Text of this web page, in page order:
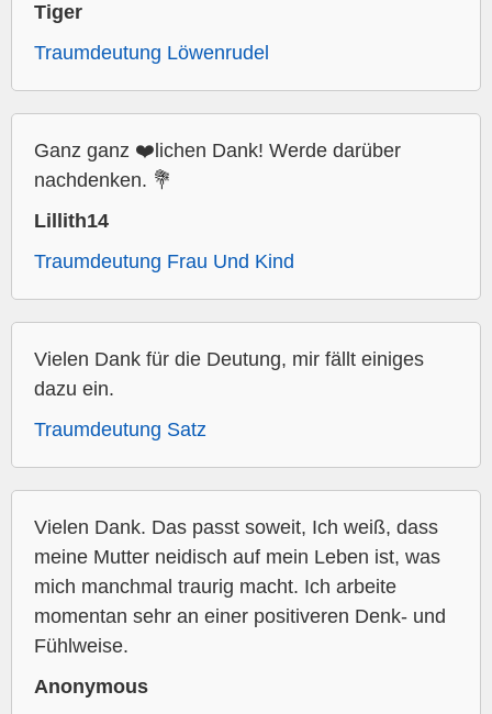
Tiger
Traumdeutung Löwenrudel
Ganz ganz ❤️lichen Dank! Werde darüber
nachdenken. 💐
Lillith14
Traumdeutung Frau Und Kind
Vielen Dank für die Deutung, mir fällt einiges
dazu ein.
Traumdeutung Satz
Vielen Dank. Das passt soweit, Ich weiß, dass
meine Mutter neidisch auf mein Leben ist, was
mich manchmal traurig macht. Ich arbeite
momentan sehr an einer positiveren Denk- und
Fühlweise.
Anonymous